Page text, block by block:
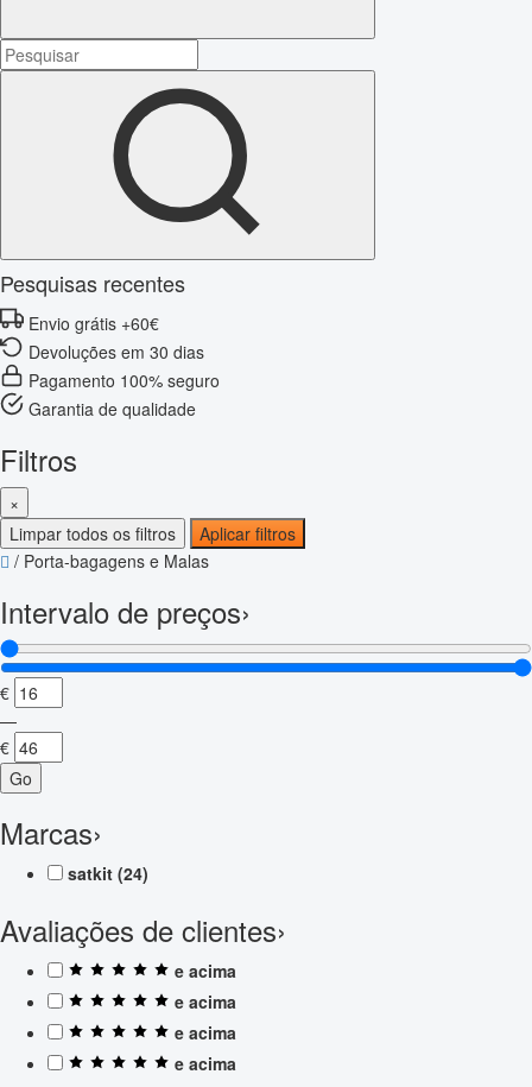
Pesquisas recentes
Envio grátis +60€
Devoluções em 30 dias
Pagamento 100% seguro
Garantia de qualidade
Filtros
×
Limpar todos os filtros
Aplicar filtros
/ Porta-bagagens e Malas
Intervalo de preços›
€
—
€
Go
Marcas›
satkit (24)
Avaliações de clientes›
e acima
e acima
e acima
e acima